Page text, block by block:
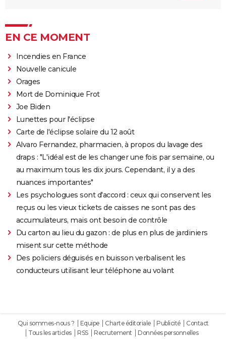
EN CE MOMENT
Incendies en France
Nouvelle canicule
Orages
Mort de Dominique Frot
Joe Biden
Lunettes pour l'éclipse
Carte de l'éclipse solaire du 12 août
Alvaro Fernandez, pharmacien, à propos du lavage des
draps : "L'idéal est de les changer une fois par semaine, ou
au maximum tous les dix jours. Cependant, il y a des
nuances importantes"
Les psychologues sont d'accord : ceux qui conservent les
reçus ou les vieux tickets de caisses ne sont pas des
accumulateurs, mais ont besoin de contrôle
Du carton au lieu du gazon : de plus en plus de jardiniers
misent sur cette méthode
Des policiers déguisés en buisson verbalisent les
conducteurs utilisant leur téléphone au volant
Qui sommes-nous ? Equipe Charte éditoriale Publicité
Contact
Tous les articles
RSS Recrutement
Données personnelles